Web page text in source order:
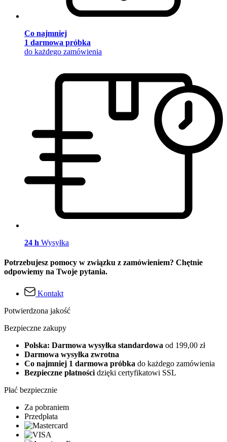
Co najmniej
1 darmowa próbka
do każdego zamówienia
24 h Wysyłka
Potrzebujesz pomocy w związku z zamówieniem? Chętnie
odpowiemy na Twoje pytania.
Kontakt
Potwierdzona jakość
Bezpieczne zakupy
Polska: Darmowa wysyłka standardowa od 199,00 zł
Darmowa wysyłka zwrotna
Co najmniej 1 darmowa próbka do każdego zamówienia
Bezpieczne płatnościdzięki certyfikatowi SSL
Płać bezpiecznie
Za pobraniem
Przedpłata